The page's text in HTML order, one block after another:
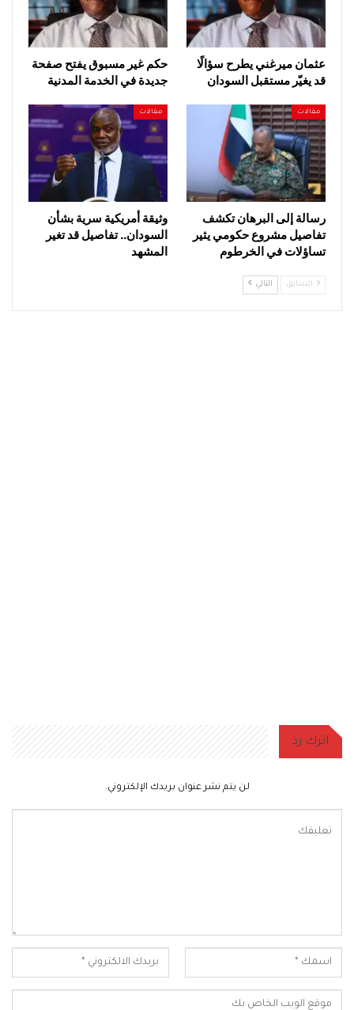
عثمان ميرغني يطرح سؤالًا
قد يغيّر مستقبل السودان
حكم غير مسبوق يفتح صفحة
جديدة في الخدمة المدنية
مقالات
رسالة إلى البرهان تكشف
تفاصيل مشروع حكومي يثير
تساؤلات في الخرطوم
مقالات
وثيقة أمريكية سرية بشأن
السودان.. تفاصيل قد تغير
المشهد
السابق التالي
اترك رد
لن يتم نشر عنوان بريدك الإلكتروني.